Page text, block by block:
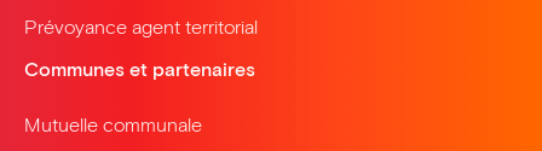
Prévoyance agent territorial
Communes et partenaires
Mutuelle communale